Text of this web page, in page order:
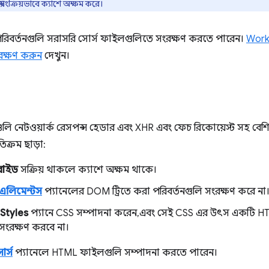
ক্যাশে অক্ষম করে।
সরাসরি সোর্স ফাইলগুলিতে সংরক্ষণ করতে পারেন।
করুনদেখুন।
নেটওয়ার্ক রেসপন্স হেডার এবং XHR এবং ফেচ রিকোয়েস্ট সহ
ছাড়া:
সক্রিয় থাকলে ক্যাশে অক্ষম থাকে।
প্যানেলের DOM ট্রিতে করা পরিবর্তনগুলি সংরক্ষণ করে না।
Stylesপ্যানে CSS সম্পাদনা করেন, এবং সেই CSS এর উৎস একটি
করবে না।
প্যানেলে HTML ফাইলগুলি সম্পাদনা করতে পারেন।